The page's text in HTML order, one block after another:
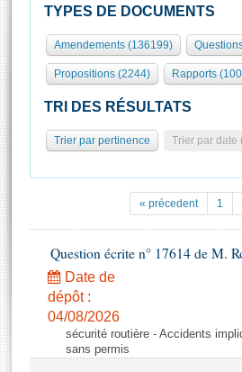
Présidence
577 députés
Groupes politiques
Séance publique
Commissions et autres
Europe et International
Pétitions
Projets de loi
Propositions de loi
Amendements
Textes adoptés
Rôle et pouvoirs de l'Assemblée
Organisation de l'Assemblée
Présidence Conférence des
Statistiques et chiffres clés
Documents de référence
( Constitution | Règlement de
Histoire
Juniors
Anciennes législatures
Visiter l'Assemblée
Visite virtuelle du palais
Assister à une séance
La Bibliothèque
Contacts et plan d'accès
Photos libres de droit
TYPES DE DOCUMENTS
Amendements (136199)
Propositions (2244) Rapports
TRI DES RÉSULTATS
Trier par pertinence Trier par date
« précedent 1
Question écrite n° 17614 de M.
Date de
dépôt :
04/08/2026
sécurité routière - Accidents
sans permis